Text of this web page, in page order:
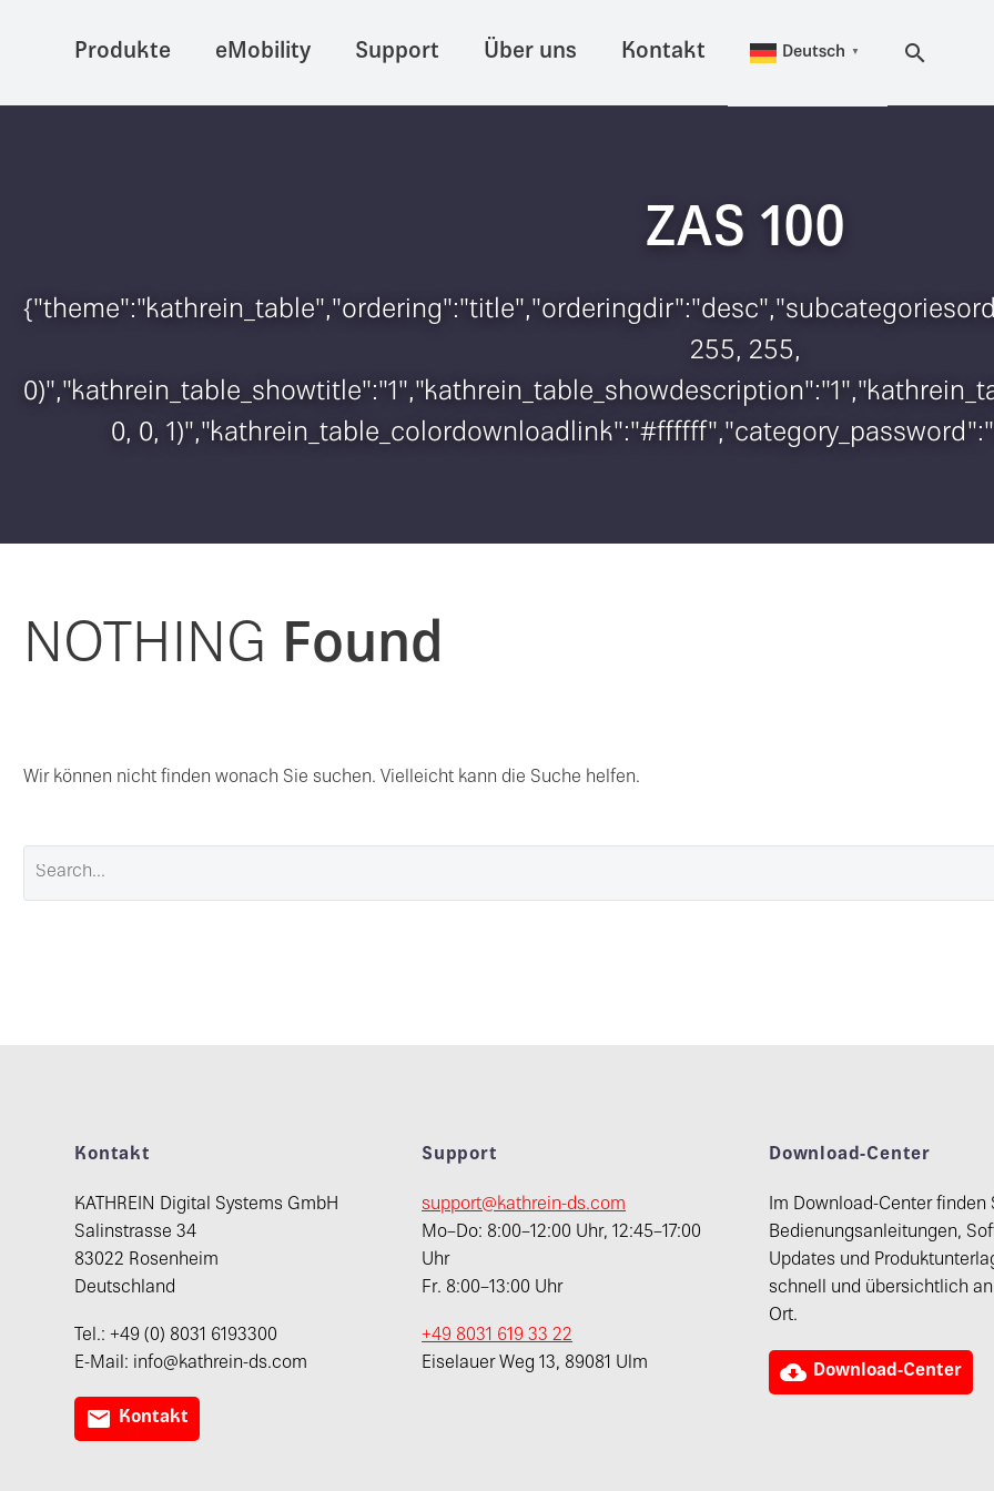
Produkte eMobility Support Über uns Kontakt Deutsch ▼
ZAS 100
255, 255,
0, 0,
NOTHING Found
Wir können nicht finden wonach Sie suchen. Vielleicht kann die Suche helfen.
Kontakt
KATHREIN Digital Systems GmbH
Salinstrasse 34
83022 Rosenheim
Deutschland
Tel.: +49 (0) 8031 6193300
E-Mail: info@kathrein-ds.com
 Kontakt
Support
support@kathrein-ds.com
Mo–Do: 8:00–12:00 Uhr, 12:45–17:00
Uhr
Fr. 8:00–13:00 Uhr
+49 8031 619 33 22
Eiselauer Weg 13, 89081 Ulm
Download-Center
Im Download-Center finden
Bedienungsanleitungen,
Updates und
schnell und übersichtlich
Ort.
 Download-Center